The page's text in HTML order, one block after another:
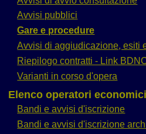
Avvisi pubblici
Gare e procedure
Avvisi di aggiudicazione, esiti
Riepilogo contratti - Link
Varianti in corso d'opera
Elenco operatori economici
Bandi e avvisi d'iscrizione
Bandi e avvisi d'iscrizione